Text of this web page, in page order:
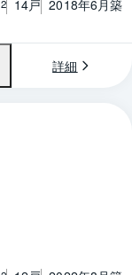
2 14戸 2018年6月築
詳細
間取り